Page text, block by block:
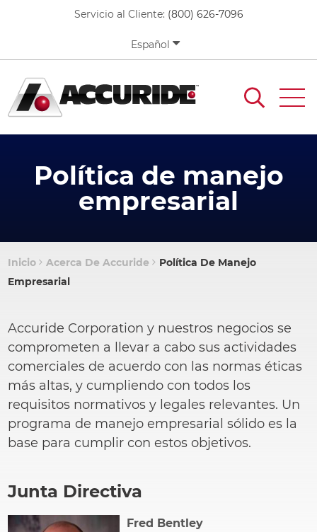
principal
Servicio al Cliente: (800) 626-7096
Español
Política de manejo
empresarial
Sobrescribir
ayuda
a
la
navegación
Inicio Acerca De Accuride
Política De Manejo
Empresarial
Accuride Corporation y nuestros negocios se
comprometen a llevar a cabo sus actividades
comerciales de acuerdo con las normas éticas
más altas, y cumpliendo con todos los
requisitos normativos y legales relevantes. Un
programa de manejo empresarial sólido es la
base para cumplir con estos objetivos.
Junta Directiva
Fred Bentley